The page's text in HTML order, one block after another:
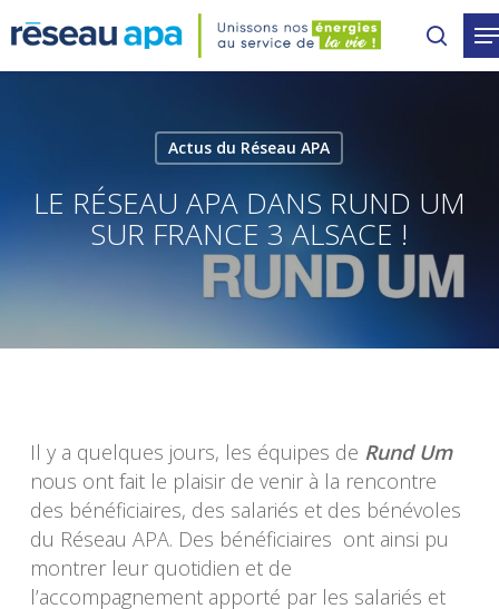
to
main
Actus du Réseau APA
LE RÉSEAU APA DANS RUND UM
SUR FRANCE 3 ALSACE !
Il y a quelques jours, les équipes de Rund Um
nous ont fait le plaisir de venir à la rencontre
des bénéficiaires, des salariés et des bénévoles
du Réseau APA. Des bénéficiaires ont ainsi pu
montrer leur quotidien et de
l’accompagnement apporté par les salariés et